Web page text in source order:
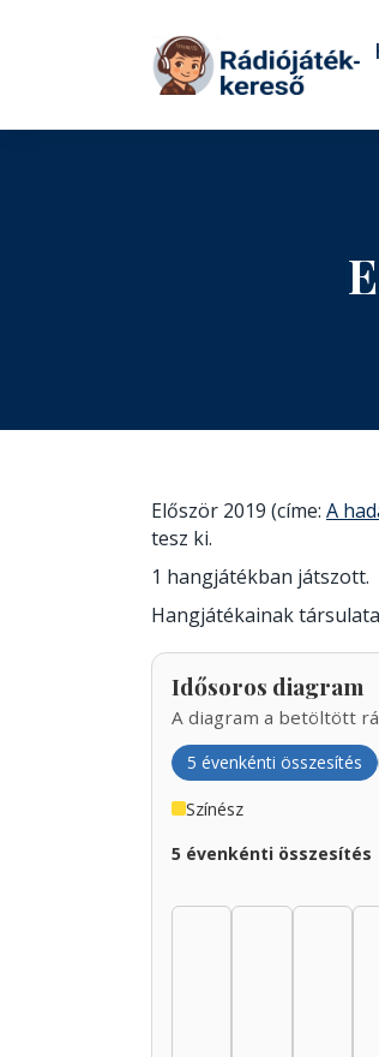
Tovább a tartalomhoz
Először 2019 (címe: A
tesz ki.
1 hangjátékban játszott.
Hangjátékainak
Idősoros diagram
A diagram a betöltött
5 évenkénti összesítés
Színész
5 évenkénti összesítés